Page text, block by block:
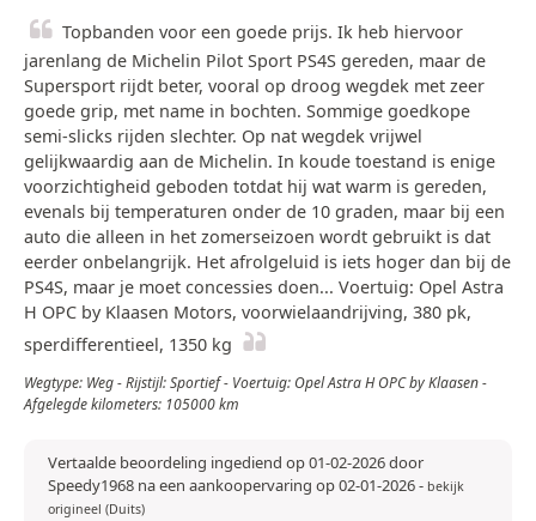
Topbanden voor een goede prijs. Ik heb hiervoor
jarenlang de Michelin Pilot Sport PS4S gereden, maar de
Supersport rijdt beter, vooral op droog wegdek met zeer
goede grip, met name in bochten. Sommige goedkope
semi-slicks rijden slechter. Op nat wegdek vrijwel
gelijkwaardig aan de Michelin. In koude toestand is enige
voorzichtigheid geboden totdat hij wat warm is gereden,
evenals bij temperaturen onder de 10 graden, maar bij een
auto die alleen in het zomerseizoen wordt gebruikt is dat
eerder onbelangrijk. Het afrolgeluid is iets hoger dan bij de
PS4S, maar je moet concessies doen... Voertuig: Opel Astra
H OPC by Klaasen Motors, voorwielaandrijving, 380 pk,
sperdifferentieel, 1350 kg
Wegtype: Weg - Rijstijl: Sportief - Voertuig: Opel Astra H OPC by Klaasen -
Afgelegde kilometers: 105000 km
Vertaalde beoordeling ingediend op 01-02-2026 door
Speedy1968 na een aankoopervaring op 02-01-2026- bekijk
origineel (Duits)